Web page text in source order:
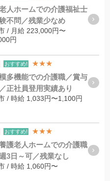
人ホームでの介護福祉士
不問／残業少なめ
/ 月給 223,000円〜
円
おすすめ! ★★★
多機能での介護職／賞与
正社員登用実績あり
/ 時給 1,033円〜1,100円
おすすめ! ★★★
護老人ホームでの介護職
3日～可／残業なし
/ 時給 1,060円〜